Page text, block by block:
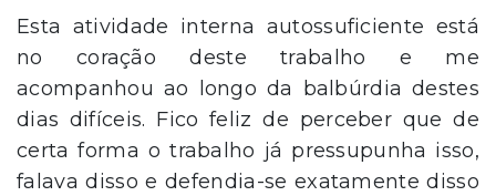
Esta atividade interna autossuficiente está
no coração deste trabalho e me
acompanhou ao longo da balbúrdia destes
dias difíceis. Fico feliz de perceber que de
certa forma o trabalho já pressupunha isso,
falava disso e defendia-se exatamente disso